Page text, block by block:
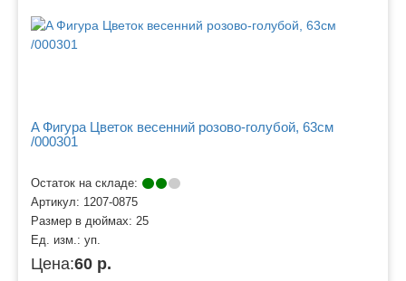
A Фигура Цветок весенний розово-голубой, 63см
/000301
Остаток на складе:
Артикул: 1207-0875
Размер в дюймах: 25
Ед. изм.: уп.
Цена:60 р.